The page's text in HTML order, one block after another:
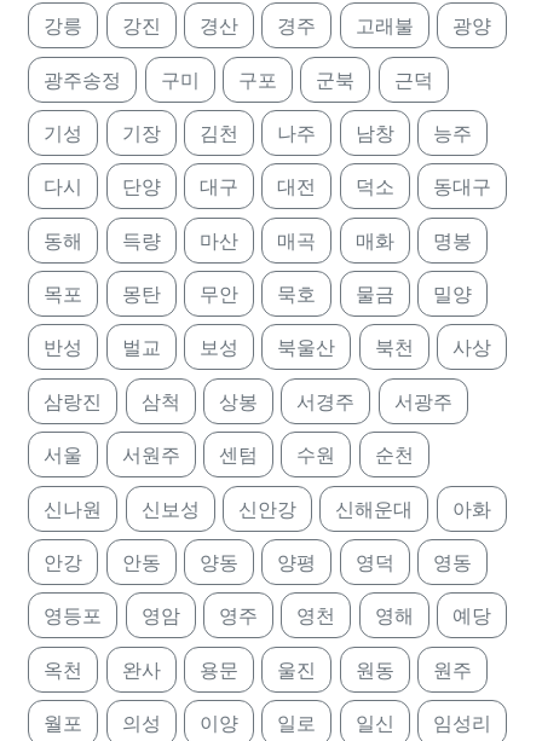
강릉 강진 경산 경주 고래불 광양
광주송정 구미 구포 군북 근덕
기성 기장 김천 나주 남창 능주
다시 단양 대구 대전 덕소 동대구
동해 득량 마산 매곡 매화 명봉
목포 몽탄 무안 묵호 물금 밀양
반성 벌교 보성 북울산 북천 사상
삼랑진 삼척 상봉 서경주 서광주
서울 서원주 센텀 수원 순천
신나원 신보성 신안강 신해운대 아화
안강 안동 양동 양평 영덕 영동
영등포 영암 영주 영천 영해 예당
옥천 완사 용문 울진 원동 원주
월포 의성 이양 일로 일신 임성리